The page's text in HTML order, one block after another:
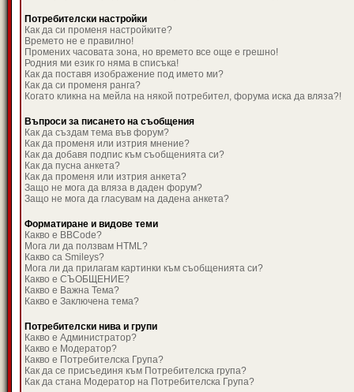
Потребителски настройки
Как да си променя настройките?
Времето не е правилно!
Промених часовата зона, но времето все още е грешно!
Родния ми език го няма в списъка!
Как да поставя изображение под името ми?
Как да си променя ранга?
Когато кликна на мейла на някой потребител, форума иска да вляза?!
Въпроси за писането на съобщения
Как да създам тема във форум?
Как да променя или изтрия мнение?
Как да добавя подпис към съобщенията си?
Как да пусна анкета?
Как да променя или изтрия анкета?
Защо не мога да вляза в даден форум?
Защо не мога да гласувам на дадена анкета?
Форматиране и видове теми
Какво е BBCode?
Мога ли да ползвам HTML?
Какво са Smileys?
Мога ли да прилагам картинки към съобщенията си?
Какво е СЪОБЩЕНИЕ?
Какво е Важна Тема?
Какво е Заключена тема?
Потребителски нива и групи
Какво е Администратор?
Какво е Модератор?
Какво е Потребителска Група?
Как да се присъединя към Потребителска група?
Как да стана Модератор на Потребителска Група?